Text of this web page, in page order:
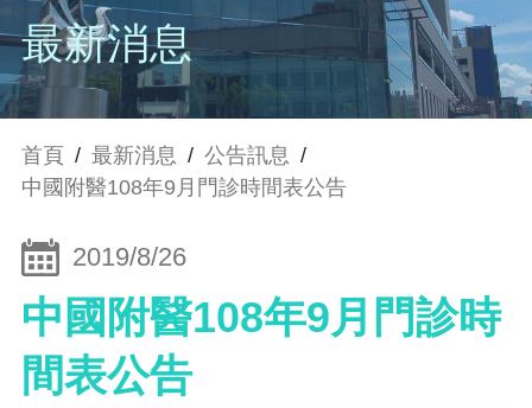
最新消息
首頁 / 最新消息 / 公告訊息 /
中國附醫108年9月門診時間表公告
2019/8/26
中國附醫108年9月門診時
間表公告